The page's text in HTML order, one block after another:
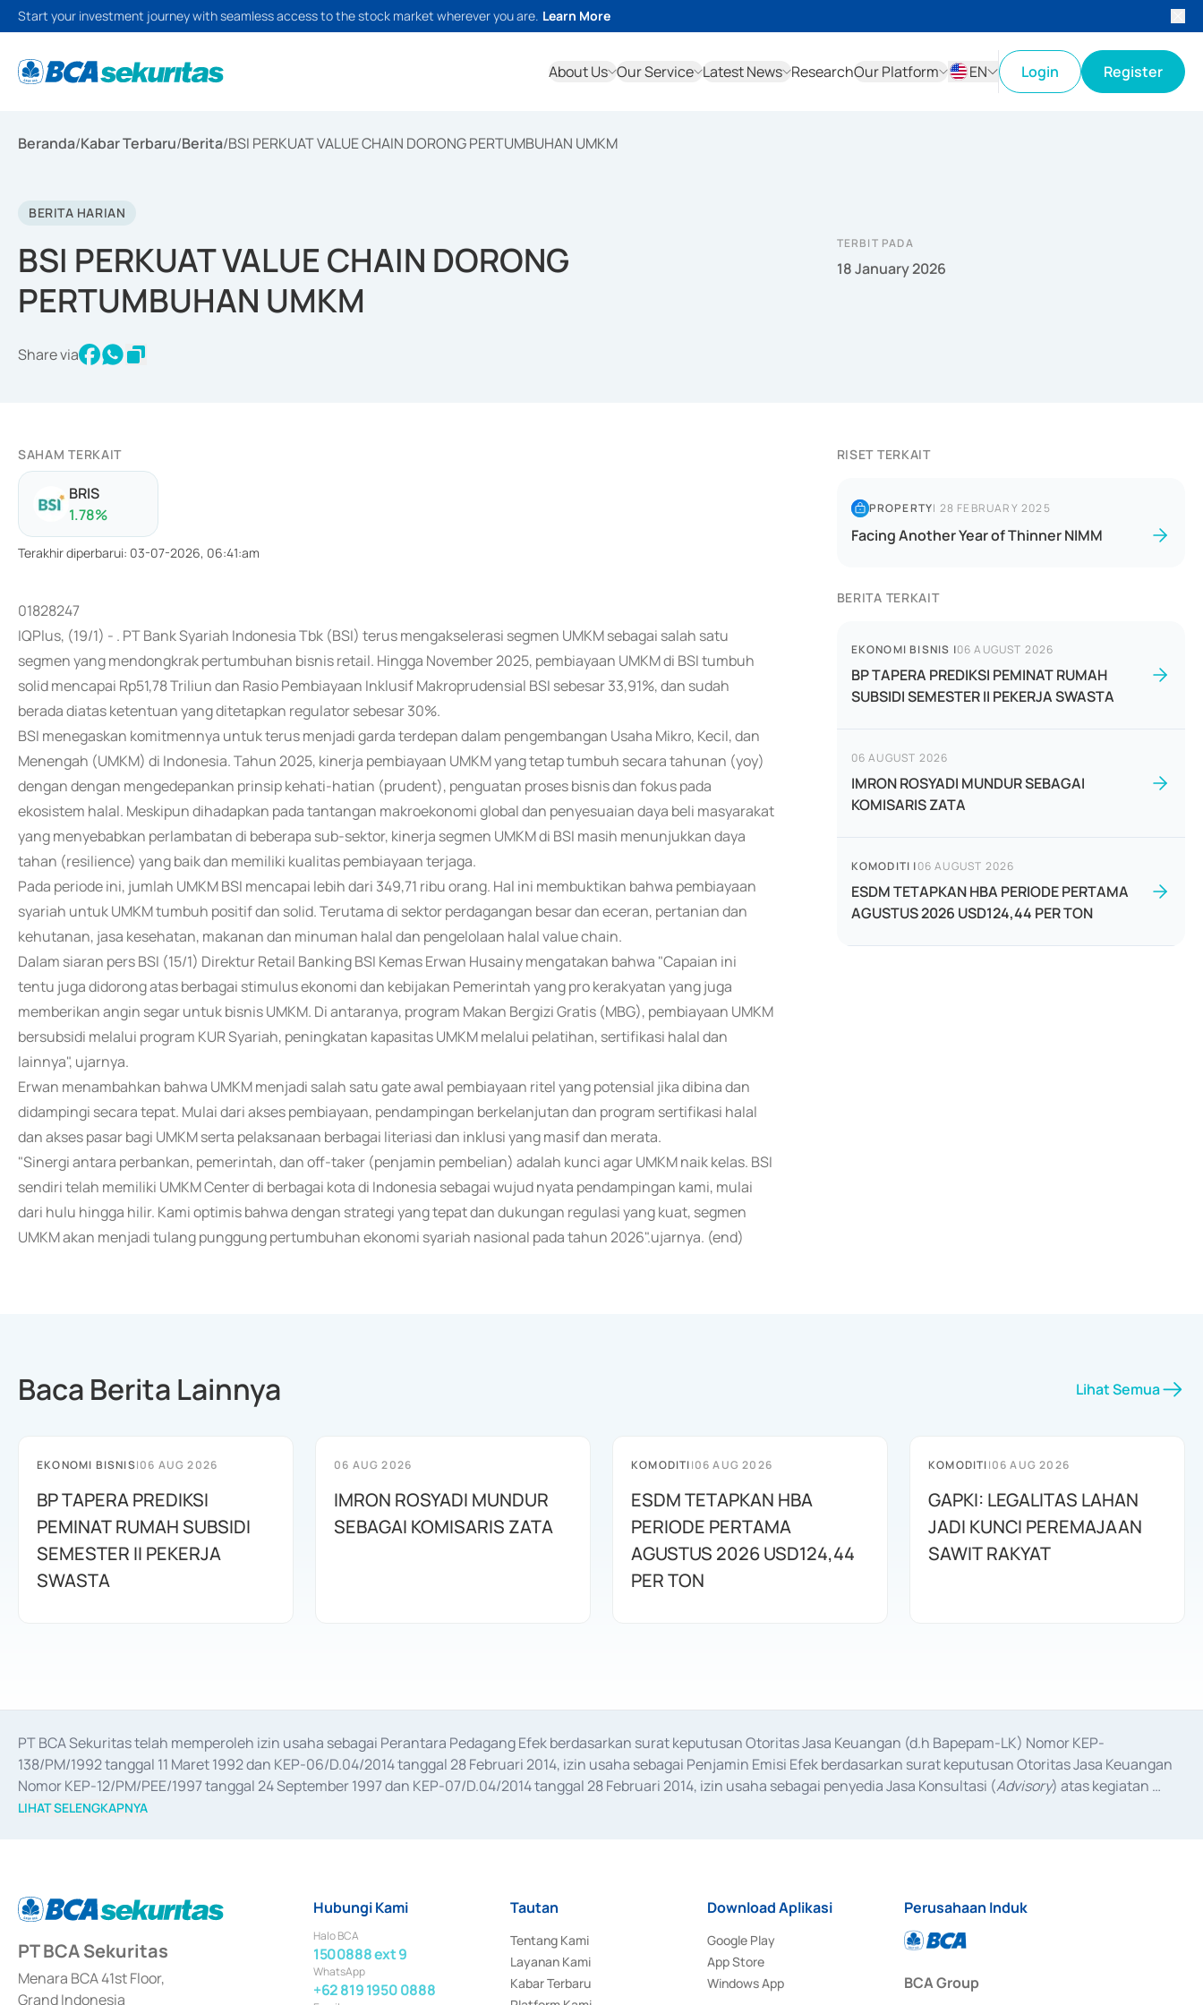
Start your investment journey with seamless access to the stock market wherever you are. Learn More
About Us Our Service Latest News ResearchOur Platform
EN
Login Register
Beranda/Kabar Terbaru/Berita/BSI PERKUAT VALUE CHAIN DORONG PERTUMBUHAN UMKM
BERITA HARIAN
BSI PERKUAT VALUE CHAIN DORONG
PERTUMBUHAN UMKM
Share via
TERBIT PADA
18 January 2026
SAHAM TERKAIT
BRIS
1.78%
Terakhir diperbarui: 03-07-2026, 06:41:am
01828247
IQPlus, (19/1) - . PT Bank Syariah Indonesia Tbk (BSI) terus mengakselerasi segmen UMKM sebagai salah satu
segmen yang mendongkrak pertumbuhan bisnis retail. Hingga November 2025, pembiayaan UMKM di BSI tumbuh
solid mencapai Rp51,78 Triliun dan Rasio Pembiayaan Inklusif Makroprudensial BSI sebesar 33,91%, dan sudah
berada diatas ketentuan yang ditetapkan regulator sebesar 30%.
BSI menegaskan komitmennya untuk terus menjadi garda terdepan dalam pengembangan Usaha Mikro, Kecil, dan
Menengah (UMKM) di Indonesia. Tahun 2025, kinerja pembiayaan UMKM yang tetap tumbuh secara tahunan (yoy)
dengan dengan mengedepankan prinsip kehati-hatian (prudent), penguatan proses bisnis dan fokus pada
ekosistem halal. Meskipun dihadapkan pada tantangan makroekonomi global dan penyesuaian daya beli masyarakat
yang menyebabkan perlambatan di beberapa sub-sektor, kinerja segmen UMKM di BSI masih menunjukkan daya
tahan (resilience) yang baik dan memiliki kualitas pembiayaan terjaga.
Pada periode ini, jumlah UMKM BSI mencapai lebih dari 349,71 ribu orang. Hal ini membuktikan bahwa pembiayaan
syariah untuk UMKM tumbuh positif dan solid. Terutama di sektor perdagangan besar dan eceran, pertanian dan
kehutanan, jasa kesehatan, makanan dan minuman halal dan pengelolaan halal value chain.
Dalam siaran pers BSI (15/1) Direktur Retail Banking BSI Kemas Erwan Husainy mengatakan bahwa "Capaian ini
tentu juga didorong atas berbagai stimulus ekonomi dan kebijakan Pemerintah yang pro kerakyatan yang juga
memberikan angin segar untuk bisnis UMKM. Di antaranya, program Makan Bergizi Gratis (MBG), pembiayaan UMKM
bersubsidi melalui program KUR Syariah, peningkatan kapasitas UMKM melalui pelatihan, sertifikasi halal dan
lainnya", ujarnya.
Erwan menambahkan bahwa UMKM menjadi salah satu gate awal pembiayaan ritel yang potensial jika dibina dan
didampingi secara tepat. Mulai dari akses pembiayaan, pendampingan berkelanjutan dan program sertifikasi halal
dan akses pasar bagi UMKM serta pelaksanaan berbagai literiasi dan inklusi yang masif dan merata.
"Sinergi antara perbankan, pemerintah, dan off-taker (penjamin pembelian) adalah kunci agar UMKM naik kelas. BSI
sendiri telah memiliki UMKM Center di berbagai kota di Indonesia sebagai wujud nyata pendampingan kami, mulai
dari hulu hingga hilir. Kami optimis bahwa dengan strategi yang tepat dan dukungan regulasi yang kuat, segmen
UMKM akan menjadi tulang punggung pertumbuhan ekonomi syariah nasional pada tahun 2026".ujarnya. (end)
RISET TERKAIT
PROPERTY| 28 FEBRUARY 2025
Facing Another Year of Thinner NIMM
BERITA TERKAIT
EKONOMI BISNIS |06 AUGUST 2026
BP TAPERA PREDIKSI PEMINAT RUMAH
SUBSIDI SEMESTER II PEKERJA SWASTA
06 AUGUST 2026
IMRON ROSYADI MUNDUR SEBAGAI
KOMISARIS ZATA
KOMODITI |06 AUGUST 2026
ESDM TETAPKAN HBA PERIODE PERTAMA
AGUSTUS 2026 USD124,44 PER TON
Baca Berita Lainnya Lihat Semua
EKONOMI BISNIS|06 AUG 2026
BP TAPERA PREDIKSI
PEMINAT RUMAH SUBSIDI
SEMESTER II PEKERJA
SWASTA
06 AUG 2026
IMRON ROSYADI MUNDUR
SEBAGAI KOMISARIS ZATA
KOMODITI|06 AUG 2026
ESDM TETAPKAN HBA
PERIODE PERTAMA
AGUSTUS 2026 USD124,44
PER TON
KOMODITI|06 AUG 2026
GAPKI: LEGALITAS LAHAN
JADI KUNCI PEREMAJAAN
SAWIT RAKYAT
PT BCA Sekuritas telah memperoleh izin usaha sebagai Perantara Pedagang Efek berdasarkan surat keputusan Otoritas Jasa Keuangan (d.h Bapepam-LK) Nomor KEP-
138/PM/1992 tanggal 11 Maret 1992 dan KEP-06/D.04/2014 tanggal 28 Februari 2014, izin usaha sebagai Penjamin Emisi Efek berdasarkan surat keputusan Otoritas Jasa Keuangan
Nomor KEP-12/PM/PEE/1997 tanggal 24 September 1997 dan KEP-07/D.04/2014 tanggal 28 Februari 2014, izin usaha sebagai penyedia Jasa Konsultasi (Advisory) atas kegiatan
merger, akuisisi, divestasi, dan
LIHAT SELENGKAPNYA
PT BCA Sekuritas
Menara BCA 41st Floor,
Grand Indonesia
Hubungi Kami
Halo BCA
1500888 ext 9
WhatsApp
+62 819 1950 0888
Tautan
Tentang Kami
Layanan Kami
Kabar Terbaru
Download Aplikasi
Google Play
App Store
Windows App
Perusahaan Induk
BCA Group